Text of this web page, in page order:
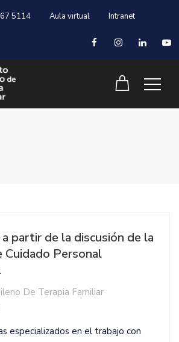
5114 Aula virtual Intranet
partir de la discusión de la
Cuidado Personal
De Terapia Familiar
especializados en el trabajo con